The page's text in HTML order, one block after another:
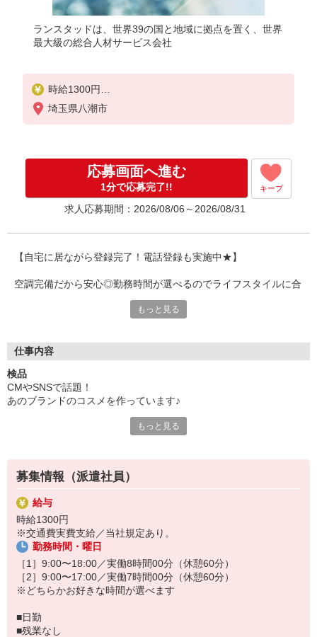
ランスタッドは、世界39の国と地域に拠点を置く、世界
最大級の総合人材サービス会社
時給1300円
※交通費実費支給／当社規定あり。
埼玉県八潮市
応募画面へ進む
1分で応募完了!! キープ
求人応募期間：2026/08/06～2026/08/31
【自宅に居ながら登録完了！電話登録も実施中★】
空調完備だから安心◎勤務時間が選べるのでライフスタイルに合
髪色自由！
＜事業内容＞メイクアップ化粧品及び医薬部外品の研究開発・受
＜従業員数＞10人以上‐30人未満
もっと見る
仕事内容
検品
CMやSNSで話題！
あのブランドのコスメを作っています♪
＜仕事内容＞
・ファンデのフタをカチッとはめる
・リップの余分な部分をヘラで整える
・異物チェック、キャップ締め
ポジションによっては
ライン工程もあります
【ここがポイント！】
＊座り作業
もっと見る
募集情報（派遣社員）
給与
時給1300円
※交通費実費支給／当社規定あり。
勤務時間・曜日
［1］9:00〜18:00／実働8時間00分（休憩60分）
［2］9:00〜17:00／実働7時間00分（休憩60分）
※どちらかお好きな時間が選べます
■日勤
■残業なし